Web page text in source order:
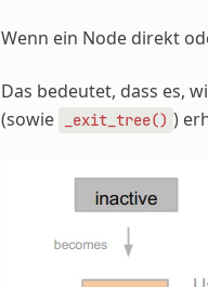
Wenn ein Node direkt
Das bedeutet, dass es,
(sowie
_exit_tree() )